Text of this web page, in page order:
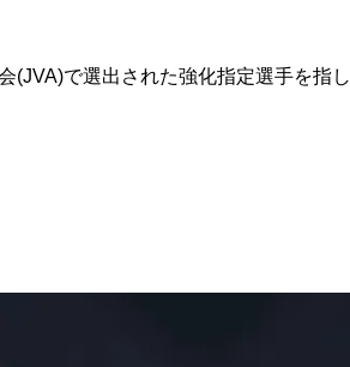
(JVA)で選出された強化指定選手を指し